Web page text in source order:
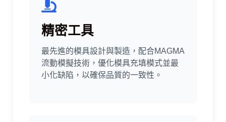
精密工具
最先進的模具設計與製造，配合MAGMA
流動模擬技術，優化模具充填模式並最
小化缺陷，以確保品質的一致性。